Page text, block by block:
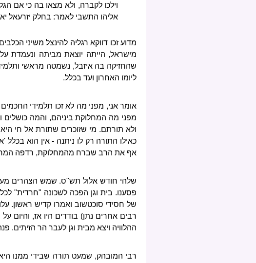
וילכו לקברה, ולא מצאו בה כי אם
אליהו התשבי לאמר: בחלק יזרעאל
מדוע זכו דווקא רגליה להינצל משיני
מישראל, הייתה יוצאת מביתה ונעמדת על
שהחזיקה בה איזבל, נשמטה מראשי
ליומו האחרון ועד בכלל.
אומר אני, מפני מה לא זכו תלמידי
מפני מה המחלוקת ביניהם, והמה
ולא תורתם. מי שזוכרים שתורת אל חי
כאילו התורה רק לו ניתנה - אין הוא
אף את הרב שברח מהמחלוקת, רדפה
שלהי חודש אלול תש"ס. שמש הצהרים מעל
פסענו. בית וגן הפכה לשכונה "חרדית"
של חסידי סוכטשוב ואמרו קדיש ראשון.
רבים אחרים נתן) בודדים היו אז, והיום
ההלוויה ויצא מבית וגן לעבר הר הזיתים.
רבי המובהק, שמעט תורה שבידי ממנו